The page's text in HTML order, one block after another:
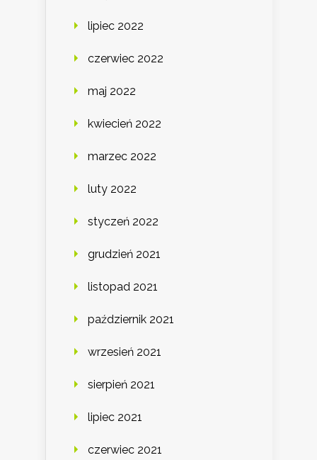
lipiec 2022
czerwiec 2022
maj 2022
kwiecień 2022
marzec 2022
luty 2022
styczeń 2022
grudzień 2021
listopad 2021
październik 2021
wrzesień 2021
sierpień 2021
lipiec 2021
czerwiec 2021